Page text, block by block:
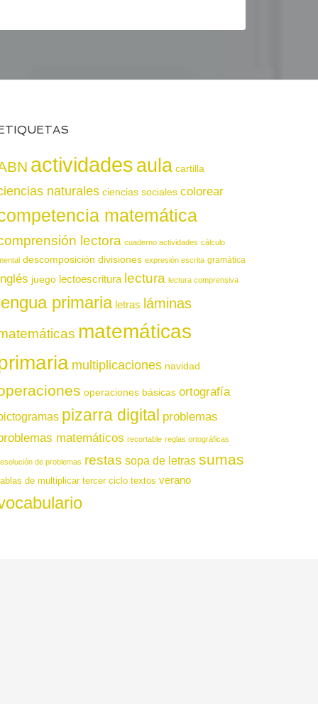
actividadesaula cartilla
naturales ciencias sociales colorear
matemática
lectora cuaderno actividades cálculo
descomposición divisiones expresión escrita gramática
juego lectoescritura lectura lectura comprensiva
primaria letras láminas
matemáticas
multiplicaciones navidad
operaciones básicas ortografía
pizarra digital problemas
matemáticos recortable reglas ortográficas
de problemas restas sopa de letras sumas
de multiplicar tercer ciclo textos verano